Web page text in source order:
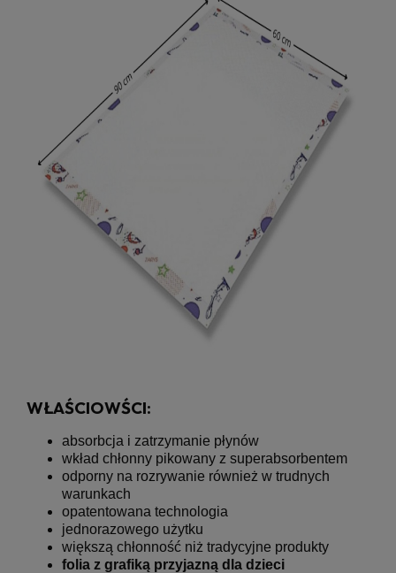
WŁAŚCIOWŚCI:
absorbcja i zatrzymanie płynów
wkład chłonny pikowany z superabsorbentem
odporny na rozrywanie również w trudnych
warunkach
opatentowana technologia
jednorazowego użytku
większą chłonność niż tradycyjne produkty
folia z grafiką przyjazną dla dzieci